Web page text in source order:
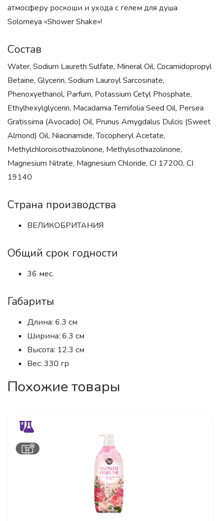
атмосферу роскоши и ухода с гелем для душа
Solomeya «Shower Shake»!
Состав
Water, Sodium Laureth Sulfate, Mineral Oil, Cocamidopropyl
Betaine, Glycerin, Sodium Lauroyl Sarcosinate,
Phenoxyethanol, Parfum, Potassium Cetyl Phosphate,
Ethylhexylglycerin, Macadamia Ternifolia Seed Oil, Persea
Gratissima (Avocado) Oil, Prunus Amygdalus Dulcis (Sweet
Almond) Oil, Niacinamide, Tocopheryl Acetate,
Methylchloroisothiazolinone, Methylisothiazolinone,
Magnesium Nitrate, Magnesium Chloride, CI 17200, CI
19140
Страна производства
ВЕЛИКОБРИТАНИЯ
Общий срок годности
36 мес.
Габариты
Длина: 6.3 см
Ширина: 6.3 см
Высота: 12.3 см
Вес: 330 гр
Похожие товары